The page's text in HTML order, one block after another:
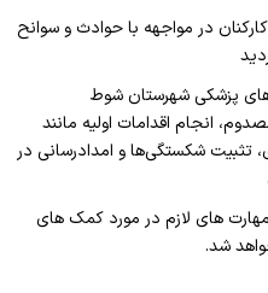
در مواجهه با حوادث و سوانح
های پزشکی شهرستان شوط
انجام اقدامات اولیه مانند
تثبیت شکستگی‌ها و امدادرسانی در
های لازم در مورد کمک های
شد.